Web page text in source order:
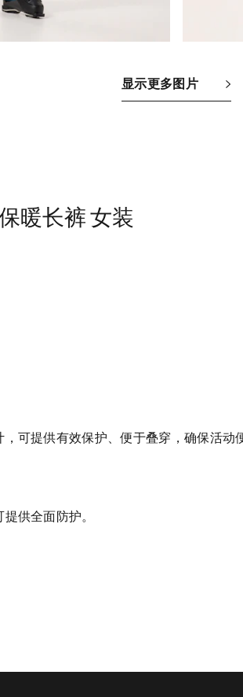
显示更多图片
暖长裤 女装
可提供有效保护、便于叠穿，确保活动
供全面防护。